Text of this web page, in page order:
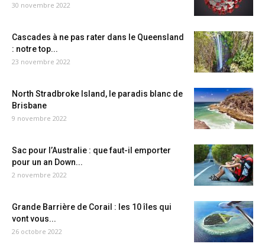
30 novembre 2022
Cascades à ne pas rater dans le Queensland
: notre top...
23 novembre 2022
North Stradbroke Island, le paradis blanc de
Brisbane
9 novembre 2022
Sac pour l’Australie : que faut-il emporter
pour un an Down...
2 novembre 2022
Grande Barrière de Corail : les 10 îles qui
vont vous...
26 octobre 2022